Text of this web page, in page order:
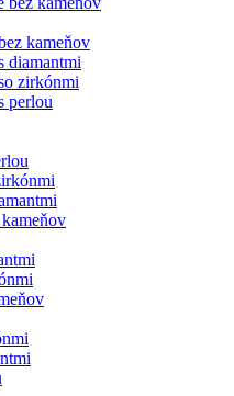
kameňov
diamantmi
zirkónmi
perlou